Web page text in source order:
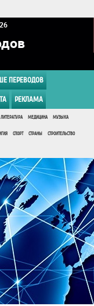
ПЕРЕВОДОВ
РЕКЛАМА
ЛИТЕРАТУРА МЕДИЦИНА МУЗЫКА
СПОРТ СТРАНЫ СТРОИТЕЛЬСТВО